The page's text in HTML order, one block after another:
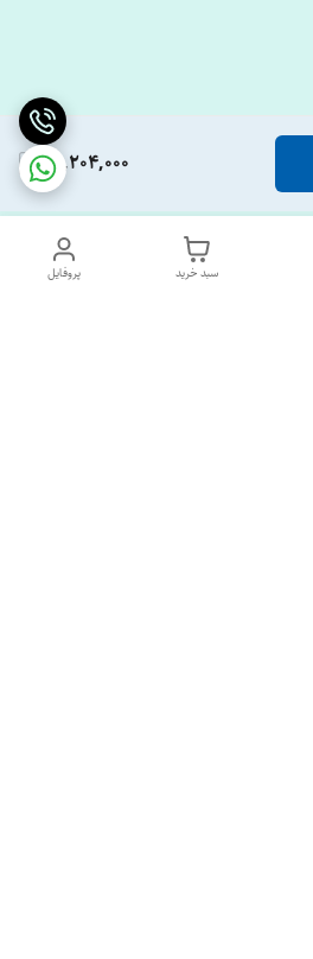
50,204,000
پروفایل سبد خرید